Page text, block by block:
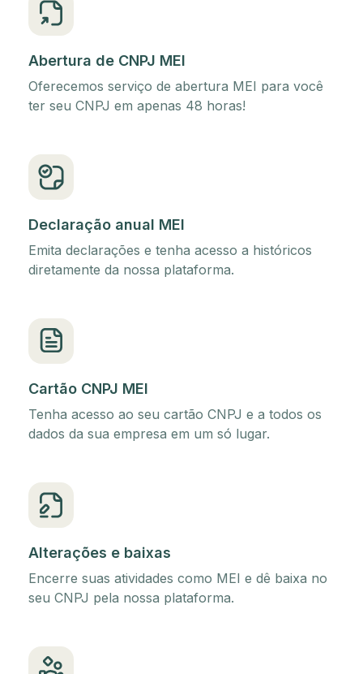
Abertura de CNPJ MEI
Oferecemos serviço de abertura MEI para você
ter seu CNPJ em apenas 48 horas!
Declaração anual MEI
Emita declarações e tenha acesso a históricos
diretamente da nossa plataforma.
Cartão CNPJ MEI
Tenha acesso ao seu cartão CNPJ e a todos os
dados da sua empresa em um só lugar.
Alterações e baixas
Encerre suas atividades como MEI e dê baixa no
seu CNPJ pela nossa plataforma.